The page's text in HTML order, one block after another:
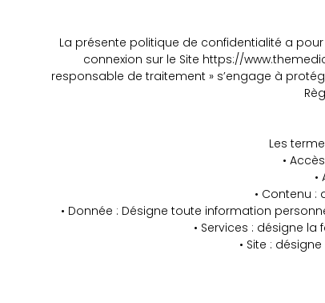
La présente politique de confidentialité a pour
connexion sur le Site https://
responsable de traitement » s’engage à
Les
•
•
• Contenu :
• Donnée : Désigne toute information
• Services : désigne la
• Site :